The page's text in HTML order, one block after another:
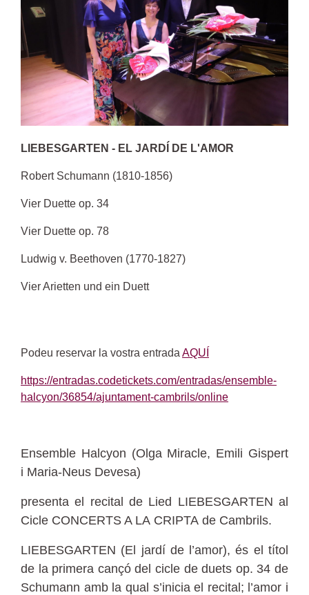
LIEBESGARTEN - EL JARDÍ DE L'AMOR
Robert Schumann (1810-1856)
Vier Duette op. 34
Vier Duette op. 78
Ludwig v. Beethoven (1770-1827)
Vier Arietten und ein Duett
Podeu reservar la vostra entrada AQUÍ
https://entradas.codetickets.com/entradas/ensemble-
halcyon/36854/ajuntament-cambrils/online
Ensemble Halcyon (Olga Miracle, Emili Gispert
i Maria-Neus Devesa)
presenta el recital de Lied LIEBESGARTEN al
Cicle CONCERTS A LA CRIPTA de Cambrils.
LIEBESGARTEN (El jardí de l’amor), és el títol
de la primera cançó del cicle de duets op. 34 de
Schumann amb la qual s’inicia el recital; l’amor i